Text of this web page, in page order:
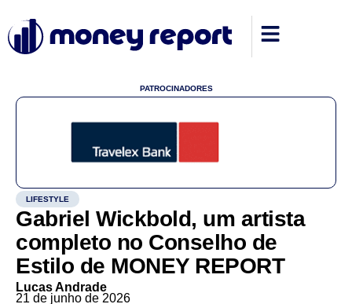
PATROCINADORES
LIFESTYLE
Gabriel Wickbold, um artista
completo no Conselho de
Estilo de MONEY REPORT
Lucas Andrade
21 de junho de 2026